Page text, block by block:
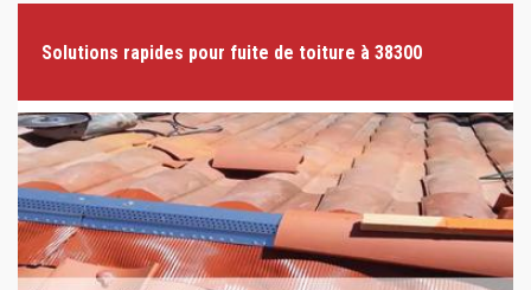
Solutions rapides pour fuite de toiture à 38300